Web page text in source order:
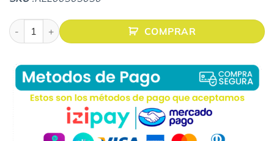
Rack Eléctrico De Aluminio Elevador Para Proyector
COMPRAR